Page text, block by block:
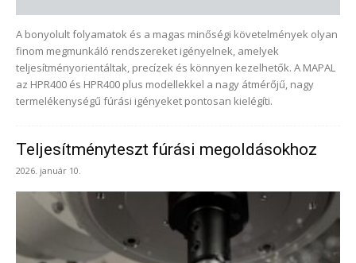
A bonyolult folyamatok és a magas minőségi követelmények olyan
finom megmunkáló rendszereket igényelnek, amelyek
teljesítményorientáltak, precízek és könnyen kezelhetők. A MAPAL
az HPR400 és HPR400 plus modellekkel a nagy átmérőjű, nagy
termelékenységű fúrási igényeket pontosan kielégíti.
Teljesítményteszt fúrási megoldásokhoz
2026. január 10.